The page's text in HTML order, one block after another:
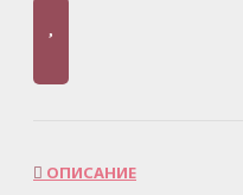
ОПИСАНИЕ